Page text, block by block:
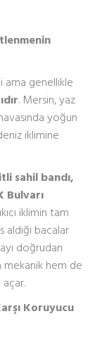
ama genellikle
. Mersin, yaz
yoğun
iklimine
sahil bandı,
Bulvarı
iklimin tam
aldığı bacalar
doğrudan
mekanik hem de
Koruyucu